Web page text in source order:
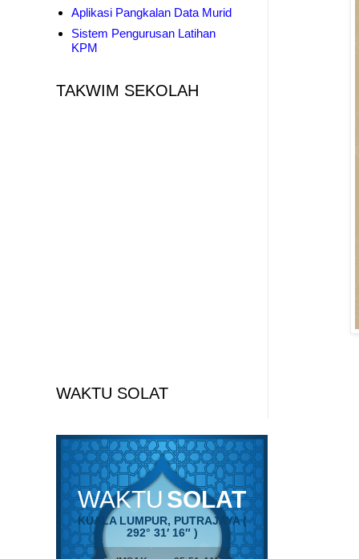
Aplikasi Pangkalan Data Murid
Sistem Pengurusan Latihan
KPM
TAKWIM SEKOLAH
WAKTU SOLAT